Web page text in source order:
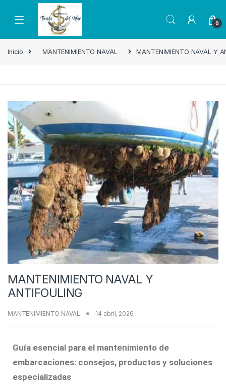
0
Inicio MANTENIMIENTO NAVAL MANTENIMIENTO NAVAL Y
MANTENIMIENTO NAVAL Y
ANTIFOULING
MANTENIMIENTO NAVAL 14 abril, 2026
Guía esencial para el mantenimiento de
embarcaciones: consejos, productos y soluciones
especializadas